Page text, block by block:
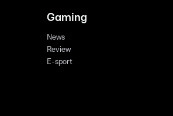
Gaming
News
Review
E-sport